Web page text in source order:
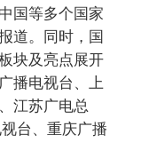
国等多个国家
道。同时，国
块及亮点展开
播电视台、上
江苏广电总
台、重庆广播